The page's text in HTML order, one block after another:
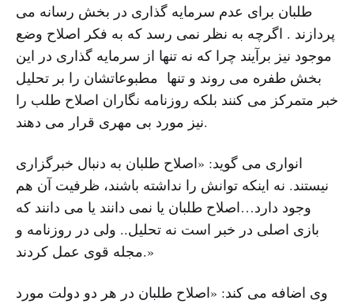
طلبان برای عدم سرمایه گذاری در بخش رسانه می
پردازند . اگرچه به نظر نمی رسد که به فکر اصلاح وضع
موجود نیز برآیند چرا که نه تنها از سرمایه گذاری در این
بخش طفره می روند و تنها مطبوعاتشان را بر تحلیل
خبر متمرکز می کنند بلکه روزنامه نگاران اصلاح طلب را
نیز مورد بی مهری قرار می دهند.
انواری می گوید: «اصلاح طلبان به دنبال خبرگزاری
نیستند. نه اینکه توانش را نداشته باشند، ظرفیت آن هم
وجود دارد…اصلاح طلبان یا نمی دانند یا می دانند که
بازی اصلی در خبر است نه تحلیل.. ولی در روزنامه و
مجله قوی عمل کردند.»
وی اضافه می کند: «اصلاح طلبان در هر دو دولت مورد